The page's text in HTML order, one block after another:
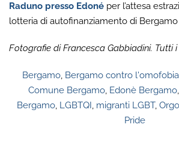
Raduno presso Edoné per l’attesa
lotteria di autofinanziamento di Bergamo
Fotografie di Francesca Gabbiadini. Tutti i
Bergamo, Bergamo contro l'omofobia
Comune Bergamo, Edonè Bergamo,
Bergamo, LGBTQI, migranti LGBT,
Pride